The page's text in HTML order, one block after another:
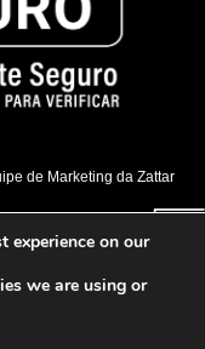
de Marketing da Zattar
experience on our
we are using or